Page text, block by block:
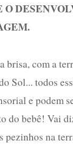
O
brisa, com a
Sol... todos
e podem
do bebê! Vai
pezinhos na